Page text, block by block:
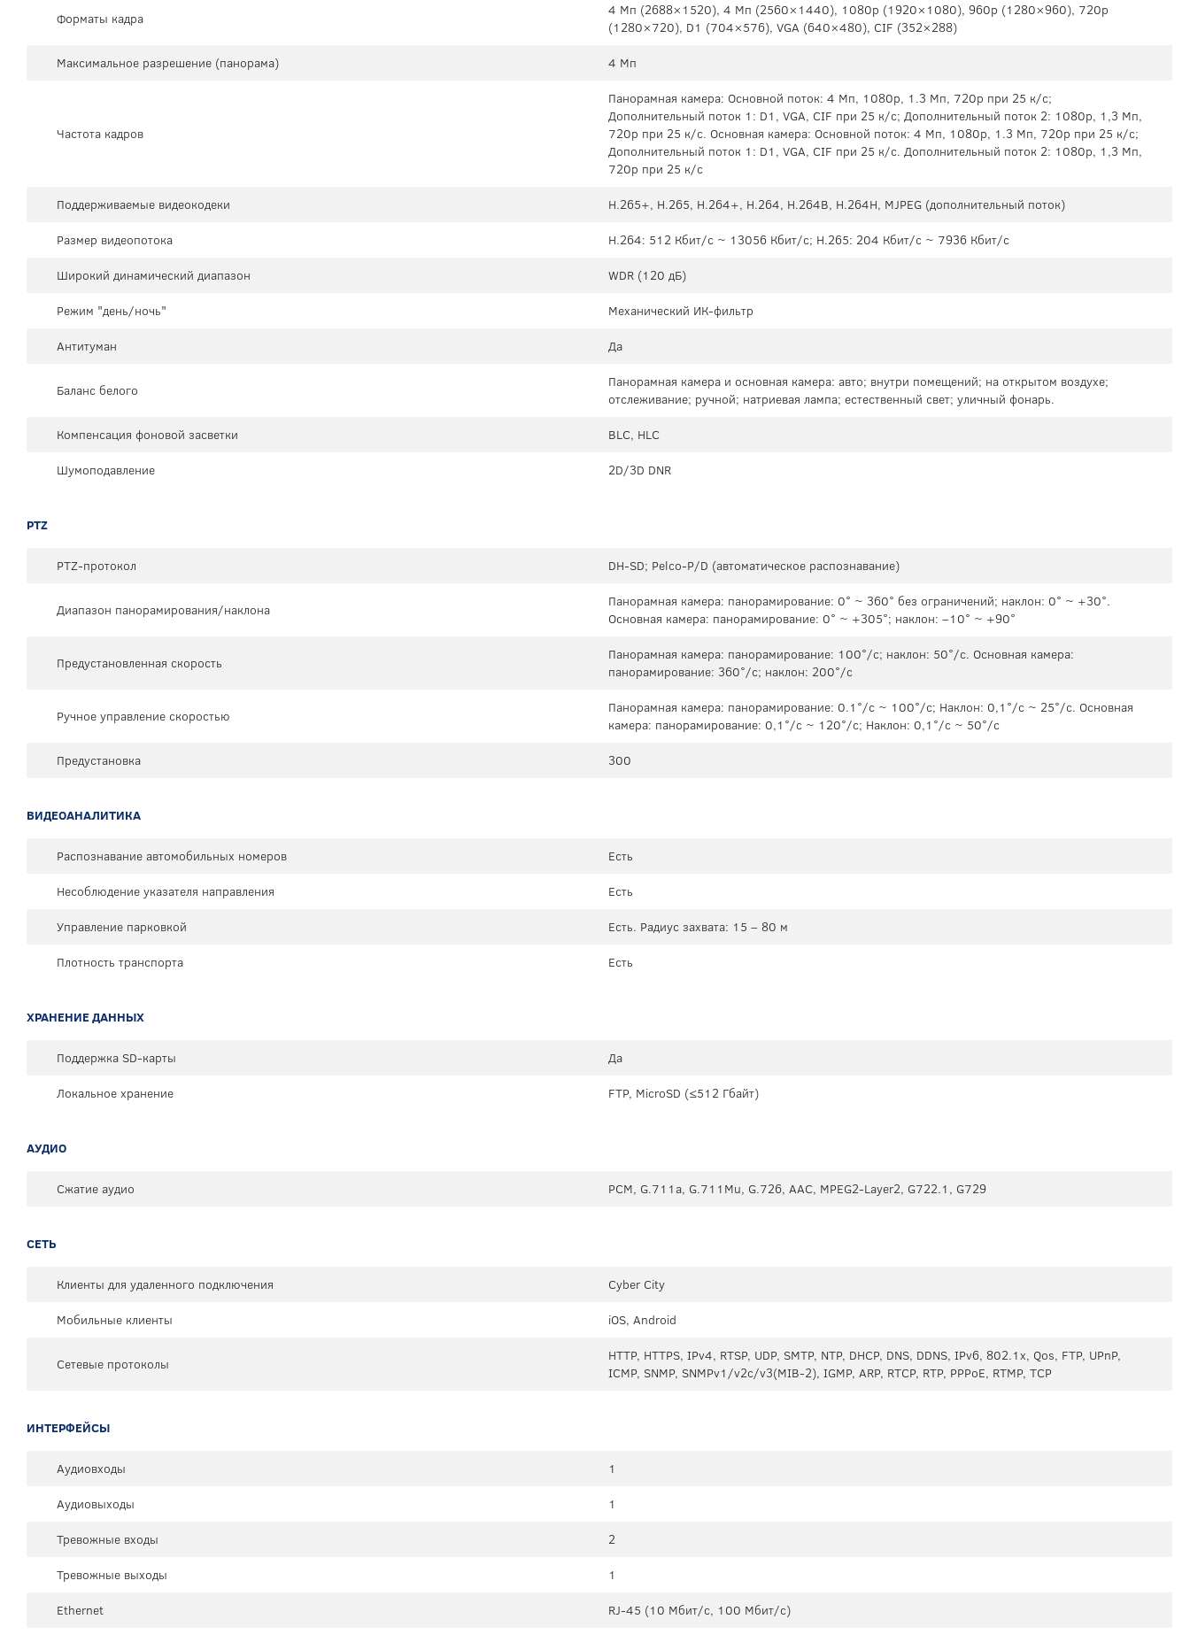
Форматы кадра
4 Mп (2688×1520), 4 Mп (2560×1440), 1080p (1920×1080), 960p (1280×960), 720p
(1280×720), D1 (704×576), VGA (640×480), CIF (352×288)
Максимальное разрешение (панорама)
4 Мп
Частота кадров
Панорамная камера: Основной поток: 4 Мп, 1080p, 1.3 Mп, 720p при 25 к/с;
Дополнительный поток 1: D1, VGA, CIF при 25 к/с; Дополнительный поток 2: 1080p, 1,3 Mп,
720p при 25 к/с. Основная камера: Основной поток: 4 Мп, 1080p, 1.3 Mп, 720p при 25 к/с;
Дополнительный поток 1: D1, VGA, CIF при 25 к/с. Дополнительный поток 2: 1080p, 1,3 Mп,
720p при 25 к/с
Поддерживаемые видеокодеки
H.265+, H.265, H.264+, H.264, H.264B, H.264H, MJPEG (дополнительный поток)
Размер видеопотока
H.264: 512 Кбит/с ~ 13056 Кбит/с; H.265: 204 Кбит/с ~ 7936 Кбит/с
Широкий динамический диапазон
WDR (120 дБ)
Режим "день/ночь"
Механический ИК-фильтр
Антитуман
Да
Баланс белого
Панорамная камера и основная камера: авто; внутри помещений; на открытом воздухе;
отслеживание; ручной; натриевая лампа; естественный свет; уличный фонарь.
Компенсация фоновой засветки
BLC, HLC
Шумоподавление
2D/3D DNR
PTZ
PTZ-протокол DH-SD; Pelco-P/D (автоматическое распознавание)
Диапазон панорамирования/наклона
Панорамная камера: панорамирование: 0° ~ 360° без ограничений; наклон: 0° ~ +30°.
Основная камера: панорамирование: 0° ~ +305°; наклон: –10° ~ +90°
Предустановленная скорость
Панорамная камера: панорамирование: 100°/с; наклон: 50°/с. Основная камера:
панорамирование: 360°/с; наклон: 200°/с
Ручное управление скоростью
Панорамная камера: панорамирование: 0.1°/с ~ 100°/с; Наклон: 0,1°/с ~ 25°/с. Основная
камера: панорамирование: 0,1°/с ~ 120°/с; Наклон: 0,1°/с ~ 50°/с
Предустановка
300
ВИДЕОАНАЛИТИКА
Распознавание автомобильных номеров
Есть
Несоблюдение указателя направления
Есть
Управление парковкой
Есть. Радиус захвата: 15 – 80 м
Плотность транспорта
Есть
ХРАНЕНИЕ ДАННЫХ
Поддержка SD-карты
Да
Локальное хранение
FTP, MicroSD (≤512 Гбайт)
АУДИО
Сжатие аудио PCM, G.711a, G.711Mu, G.726, AAC, MPEG2-Layer2, G722.1, G729
СЕТЬ
Клиенты для удаленного подключения
Cyber City
Мобильные клиенты
iOS, Android
Сетевые протоколы
HTTP, HTTPS, IPv4, RTSP, UDP, SMTP, NTP, DHCP, DNS, DDNS, IPv6, 802.1x, Qos, FTP, UPnP,
ICMP, SNMP, SNMPv1/v2c/v3(MIB-2), IGMP, ARP, RTCP, RTP, PPPoE, RTMP, TCP
ИНТЕРФЕЙСЫ
Аудиовходы
1
Аудиовыходы
1
Тревожные входы
2
Тревожные выходы
1
Ethernet
RJ-45 (10 Мбит/с, 100 Мбит/с)